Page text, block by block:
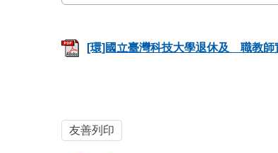
[環]國立臺灣科技大學退休及離職教
友善列印